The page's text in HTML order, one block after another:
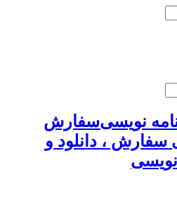
سفارش
سفارش ، دانلود و
نویسی